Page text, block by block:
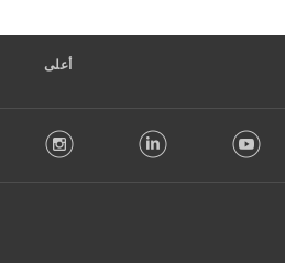
أعلى
Youtube
LinkedIn